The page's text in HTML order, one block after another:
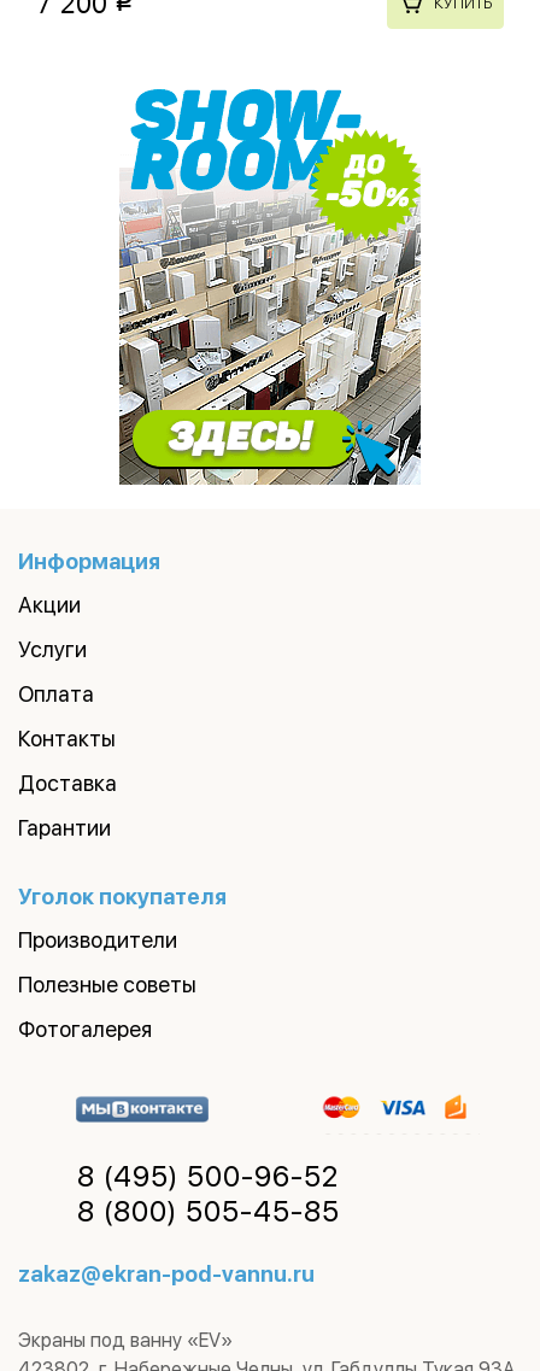
Информация
Акции
Услуги
Оплата
Контакты
Доставка
Гарантии
Уголок покупателя
Производители
Полезные советы
Фотогалерея
8 (495) 500-96-52
8 (800) 505-45-85
zakaz@ekran-pod-vannu.ru
Экраны под ванну «EV»